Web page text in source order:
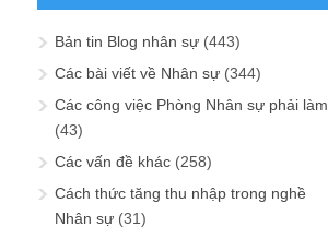
Bản tin Blog nhân sự (443)
Các bài viết về Nhân sự (344)
Các công việc Phòng Nhân sự phải làm
(43)
Các vấn đề khác (258)
Cách thức tăng thu nhập trong nghề
Nhân sự (31)